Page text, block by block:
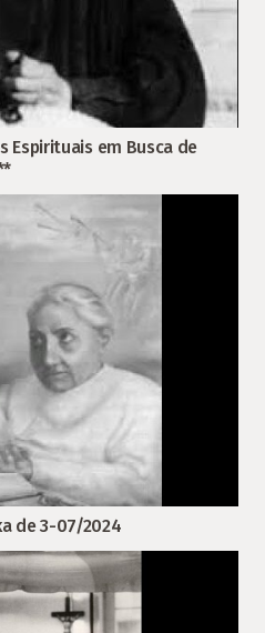
Espirituais em Busca de
de 3-07/2024